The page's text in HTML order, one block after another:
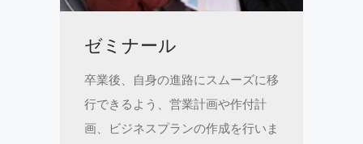
ゼミナール
卒業後、自身の進路にスムーズに移
行できるよう、営業計画や作付計
画、ビジネスプランの作成を行いま